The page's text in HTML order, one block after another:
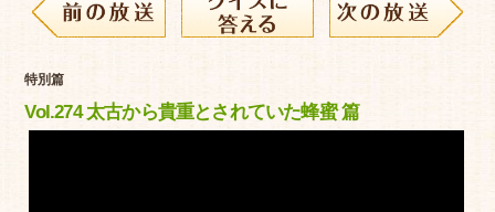
特別篇
Vol.274 太古から貴重とされていた蜂蜜 篇